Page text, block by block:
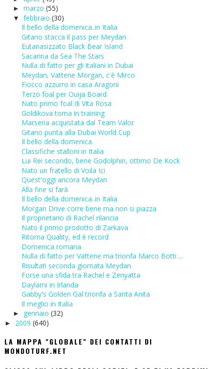
► marzo (55)
▼ febbraio (30)
Il bello della domenica..in Italia
Gitano stacca il pass per Meydan
Eutanasizzato Black Bear Island
Sacarina da Sea The Stars
Nulla di fatto per gli italiani in Dubai
Meydan, Vattene Morgan, c'è Mirco
Fiocco azzurro in casa Aragoni
Terzo foal per Ouija Board
Nato primo foal di Vita Rosa
Goldikova torna in training
Marseria acquistata dal Team Valor
Gitano punta alla Dubai World Cup
Il bello della domenica
Classifiche stalloni in Italia
Lui Rei secondo, bene Godolphin, ottimo De Kock
Nato un fratello di Voila Ici
Quest'oggi ancora Meydan
Alla fine si farà
Il bello della domenica..in Italia
Morgan Drive corre bene ma non si piazza
Il proprietario di Rachel rilancia
Nato il primo prodotto di Zarkava
Ritorna Quality, ed è record
Domenica romana
Nulla di fatto per Vattene ma trionfa Marco Botti ...
Risultati seconda giornata Meydan
Forse una sfida tra Rachel e Zenyatta
Daylami in Irlanda
Gabby's Golden Gal trionfa a Santa Anita
Il meglio in Italia
► gennaio (32)
► 2009 (640)
LA MAPPA "GLOBALE" DEI CONTATTI DI
MONDOTURF.NET